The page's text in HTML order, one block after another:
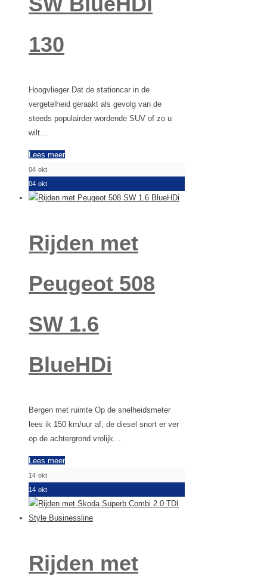
130
Hoogvlieger Dat de stationcar in de
vergetelheid geraakt als gevolg van de
steeds populairder wordende SUV of zo u
wilt…
Lees meer
04 okt
04 okt
Rijden met
Peugeot 508
SW 1.6
BlueHDi
Bergen met ruimte Op de snelheidsmeter
lees ik 150 km/uur af, de diesel snort er ver
op de achtergrond vrolijk…
Lees meer
14 okt
14 okt
Rijden met